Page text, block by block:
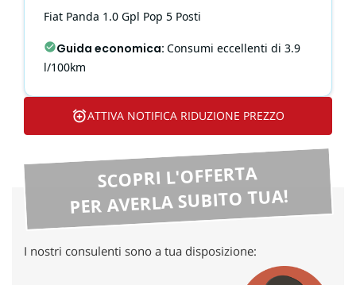
Fiat Panda 1.0 Gpl Pop 5 Posti
Guida economica: Consumi eccellenti di 3.9
l/100km
ATTIVA NOTIFICA RIDUZIONE PREZZO
SCOPRI L'OFFERTA
PER AVERLA SUBITO TUA!
I nostri consulenti sono a tua disposizione:
qualsiasi
Cookie necessari
Cookie delle preferenze